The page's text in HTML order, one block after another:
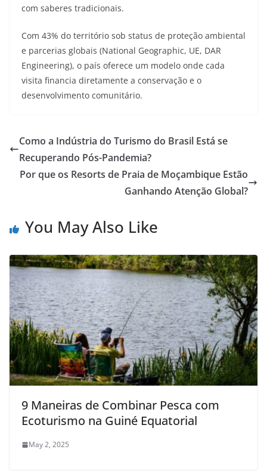
com saberes tradicionais.
Com 43% do território sob status de proteção ambiental
e parcerias globais (National Geographic, UE, DAR
Engineering), o país oferece um modelo onde cada
visita financia diretamente a conservação e o
desenvolvimento comunitário.
Como a Indústria do Turismo do Brasil Está se
Recuperando Pós-Pandemia?
Por que os Resorts de Praia de Moçambique Estão
Ganhando Atenção Global?
You May Also Like
9 Maneiras de Combinar Pesca com
Ecoturismo na Guiné Equatorial
May 2, 2025